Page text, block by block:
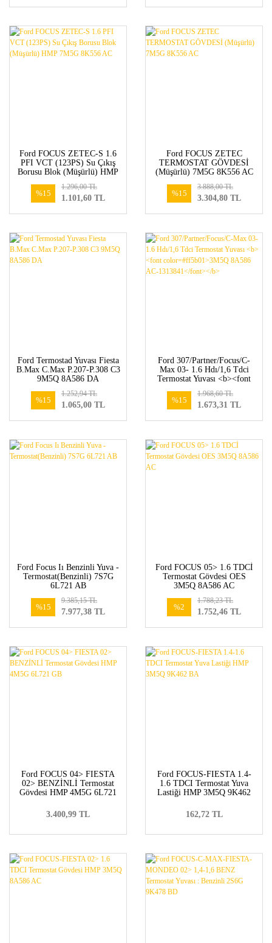
Ford FOCUS ZETEC-S 1.6
PFI VCT (123PS) Su Çıkış
Borusu Blok (Müşürlü) HMP
%15
1.101,60 TL
1.296,00 TL
Ford FOCUS ZETEC
TERMOSTAT GÖVDESİ
(Müşürlü) 7M5G 8K556 AC
%15
3.304,80 TL
3.888,00 TL
Ford Termostad Yuvası Fiesta
B.Max C.Max P.207-P.308 C3
9M5Q 8A586 DA
%15
1.065,00 TL
1.252,94 TL
Ford 307/Partner/Focus/C-
Max 03- 1.6 Hdı/1,6 Tdci
Termostat Yuvası <b><font
AC-1313841</font></b>
%15
1.673,31 TL
1.968,60 TL
Ford Focus Iı Benzinli Yuva -
Termostat(Benzinli) 7S7G
6L721 AB
%15
7.977,38 TL
9.385,15 TL
Ford FOCUS 05> 1.6 TDCİ
Termostat Gövdesi OES
3M5Q 8A586 AC
%2
1.752,46 TL
1.788,23 TL
Ford FOCUS 04> FIESTA
02> BENZİNLİ Termostat
Gövdesi HMP 4M5G 6L721
3.400,99 TL
Ford FOCUS-FIESTA 1.4-
1.6 TDCI Termostat Yuva
Lastiği HMP 3M5Q 9K462
162,72 TL